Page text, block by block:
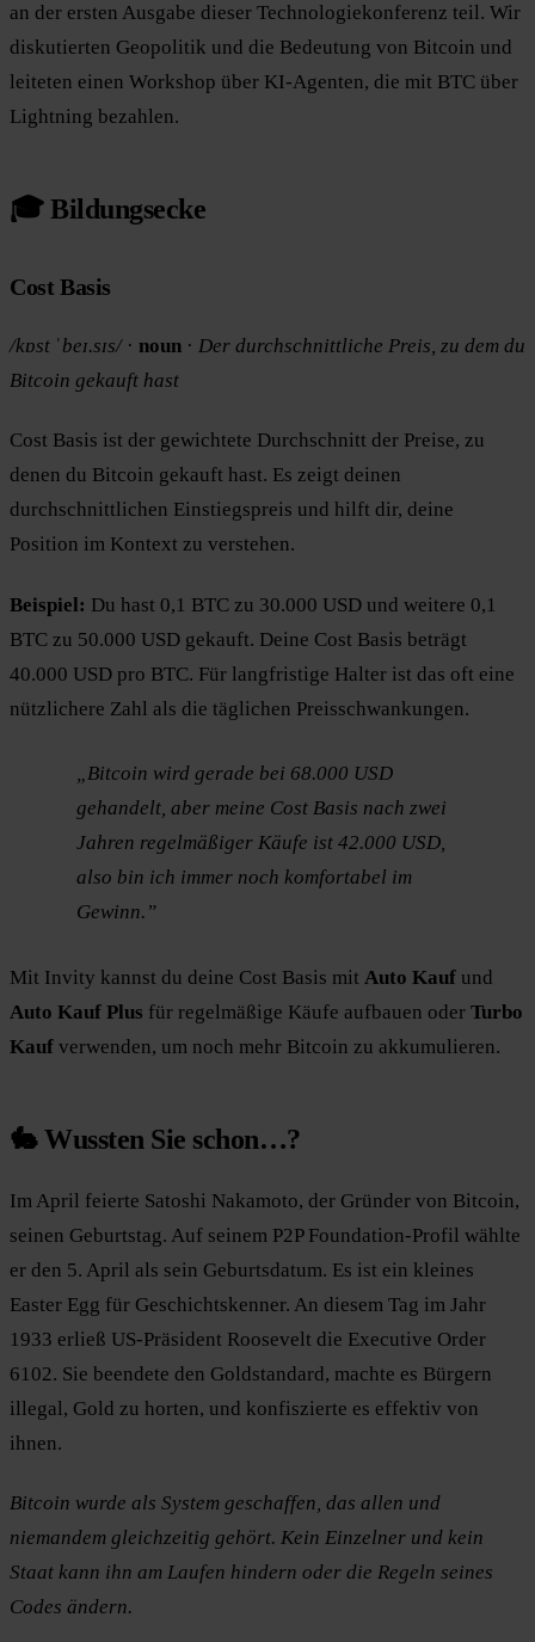
an der ersten Ausgabe dieser Technologiekonferenz teil. Wir
diskutierten Geopolitik und die Bedeutung von Bitcoin und
leiteten einen Workshop über KI-Agenten, die mit BTC über
Lightning bezahlen.
🎓 Bildungsecke
Cost Basis
/kɒst ˈbeɪ.sɪs/· noun · Der durchschnittliche Preis, zu dem du
Bitcoin gekauft hast
Cost Basis ist der gewichtete Durchschnitt der Preise, zu
denen du Bitcoin gekauft hast. Es zeigt deinen
durchschnittlichen Einstiegspreis und hilft dir, deine
Position im Kontext zu verstehen.
Beispiel: Du hast 0,1 BTC zu 30.000 USD und weitere 0,1
BTC zu 50.000 USD gekauft. Deine Cost Basis beträgt
40.000 USD pro BTC. Für langfristige Halter ist das oft eine
nützlichere Zahl als die täglichen Preisschwankungen.
„Bitcoin wird gerade bei 68.000 USD
gehandelt, aber meine Cost Basis nach zwei
Jahren regelmäßiger Käufe ist 42.000 USD,
also bin ich immer noch komfortabel im
Gewinn.”
Mit Invity kannst du deine Cost Basis mit Auto Kauf und
Auto Kauf Plus für regelmäßige Käufe aufbauen oder Turbo
Kauf verwenden, um noch mehr Bitcoin zu akkumulieren.
🐇 Wussten Sie schon…?
Im April feierte Satoshi Nakamoto, der Gründer von Bitcoin,
seinen Geburtstag. Auf seinem P2P Foundation-Profil wählte
er den 5. April als sein Geburtsdatum. Es ist ein kleines
Easter Egg für Geschichtskenner. An diesem Tag im Jahr
1933 erließ US-Präsident Roosevelt die Executive Order
6102. Sie beendete den Goldstandard, machte es Bürgern
illegal, Gold zu horten, und konfiszierte es effektiv von
ihnen.
Bitcoin wurde als System geschaffen, das allen und
niemandem gleichzeitig gehört. Kein Einzelner und kein
Staat kann ihn am Laufen hindern oder die Regeln seines
Codes ändern.